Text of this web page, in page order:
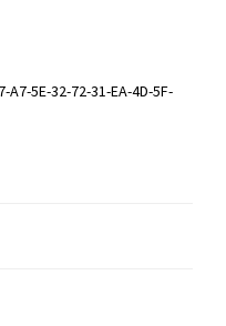
A7-5E-32-72-31-EA-4D-5F-